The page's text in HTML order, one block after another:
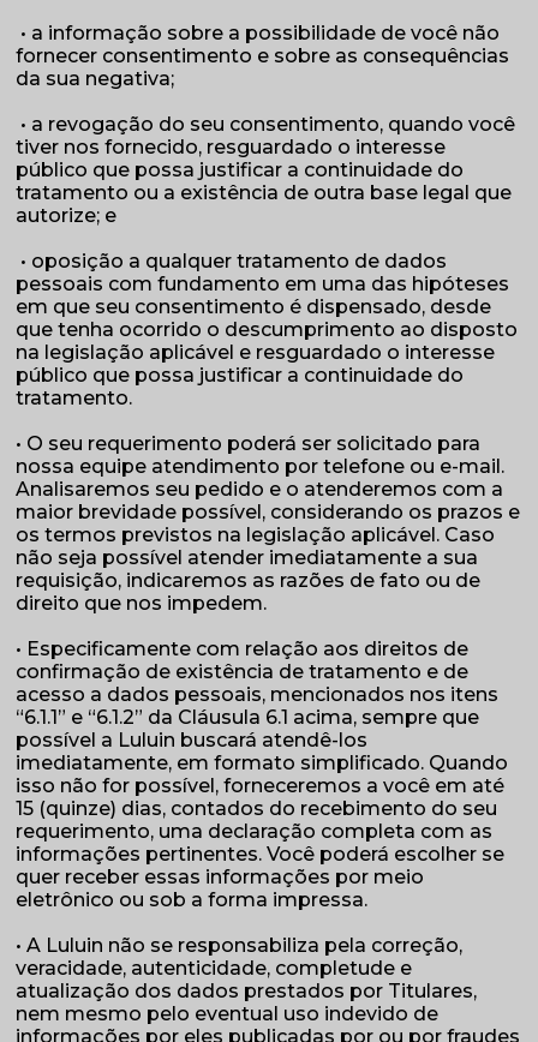
• a informação sobre a possibilidade de você não
fornecer consentimento e sobre as consequências
da sua negativa;
• a revogação do seu consentimento, quando você
tiver nos fornecido, resguardado o interesse
público que possa justificar a continuidade do
tratamento ou a existência de outra base legal que
autorize; e
• oposição a qualquer tratamento de dados
pessoais com fundamento em uma das hipóteses
em que seu consentimento é dispensado, desde
que tenha ocorrido o descumprimento ao disposto
na legislação aplicável e resguardado o interesse
público que possa justificar a continuidade do
tratamento.
• O seu requerimento poderá ser solicitado para
nossa equipe atendimento por telefone ou e-mail.
Analisaremos seu pedido e o atenderemos com a
maior brevidade possível, considerando os prazos e
os termos previstos na legislação aplicável. Caso
não seja possível atender imediatamente a sua
requisição, indicaremos as razões de fato ou de
direito que nos impedem.
• Especificamente com relação aos direitos de
confirmação de existência de tratamento e de
acesso a dados pessoais, mencionados nos itens
“6.1.1” e “6.1.2” da Cláusula 6.1 acima, sempre que
possível a Luluin buscará atendê-los
imediatamente, em formato simplificado. Quando
isso não for possível, forneceremos a você em até
15 (quinze) dias, contados do recebimento do seu
requerimento, uma declaração completa com as
informações pertinentes. Você poderá escolher se
quer receber essas informações por meio
eletrônico ou sob a forma impressa.
• A Luluin não se responsabiliza pela correção,
veracidade, autenticidade, completude e
atualização dos dados prestados por Titulares,
nem mesmo pelo eventual uso indevido de
informações por eles publicadas por ou por fraudes